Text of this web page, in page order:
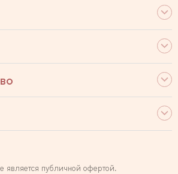
является публичной офертой.